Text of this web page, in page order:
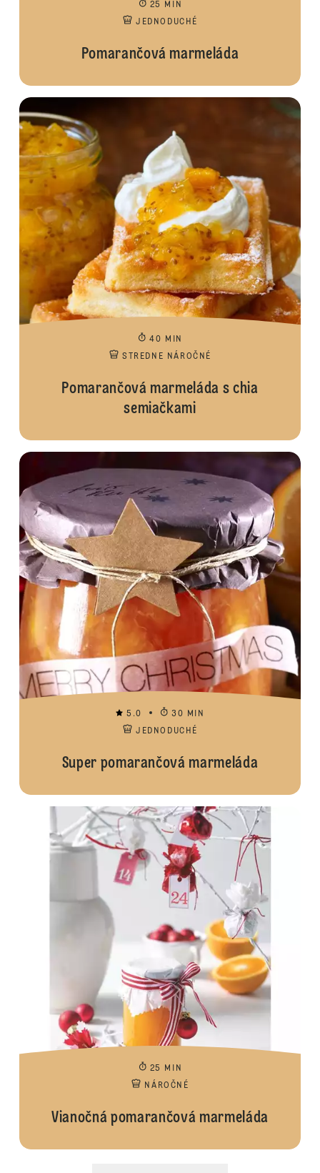
25 MIN
JEDNODUCHÉ
Pomarančová marmeláda
40 MIN
STREDNE NÁROČNÉ
Pomarančová marmeláda s chia
semiačkami
5.0
30 MIN
JEDNODUCHÉ
Super pomarančová marmeláda
25 MIN
NÁROČNÉ
Vianočná pomarančová marmeláda